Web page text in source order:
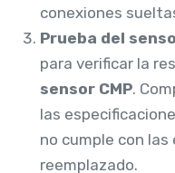
conexiones
Prueba del
para verificar la
sensor CMP.
las
no cumple con
reemplazado.